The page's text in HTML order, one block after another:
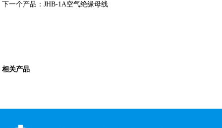
下一个产品：JHB-1A空气绝缘母线
相关产品